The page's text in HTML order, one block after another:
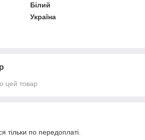
Білий
Україна
цей товар
тільки по передоплаті.